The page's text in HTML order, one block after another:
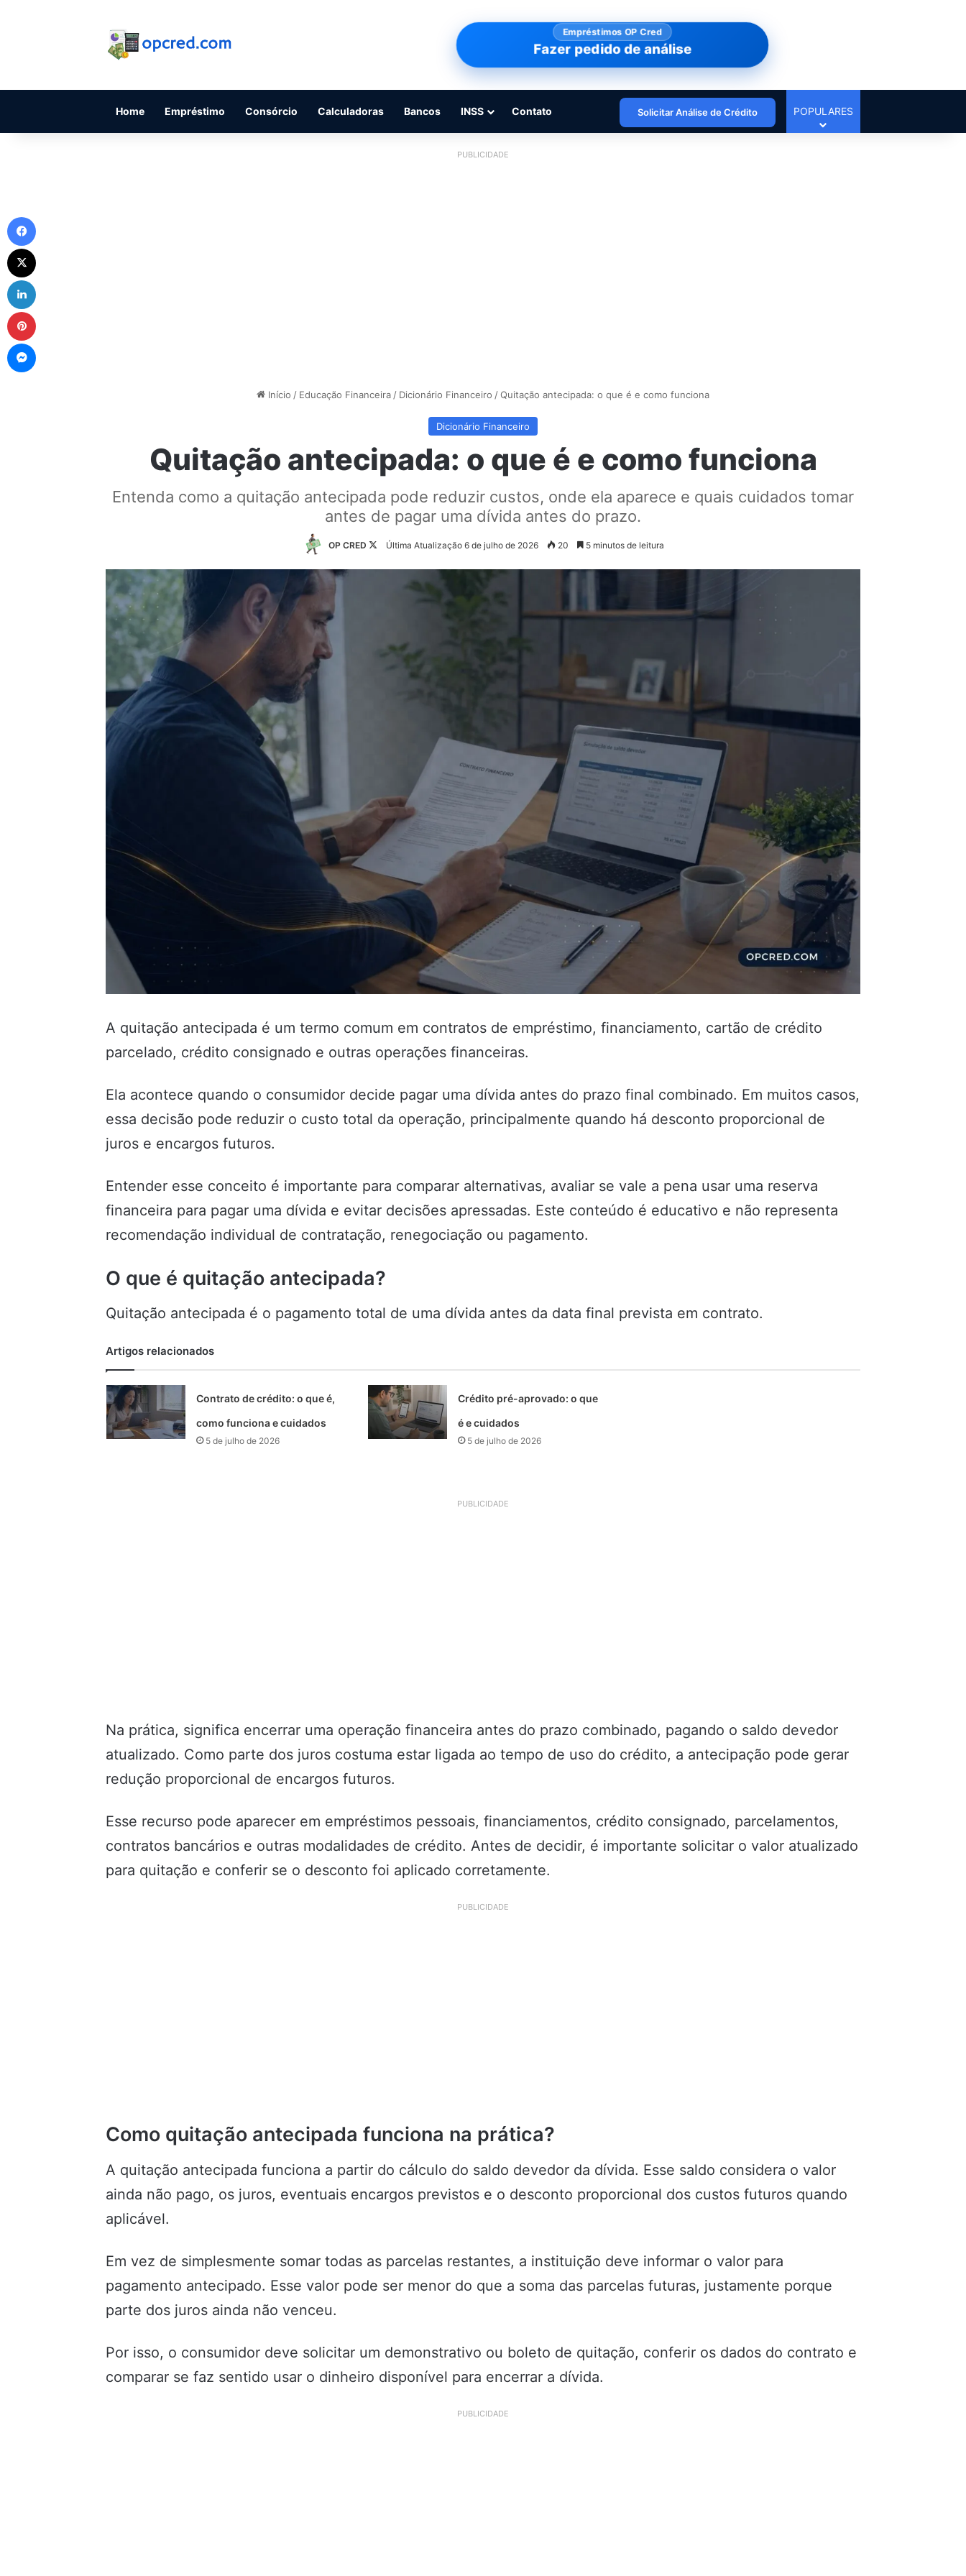
Empréstimos OP Cred
Fazer pedido de análise
Home Empréstimo Consórcio Calculadoras Bancos INSS Contato Solicitar Análise de Crédito POPULARES
PUBLICIDADE
Início / Educação Financeira / Dicionário Financeiro /Quitação antecipada: o que é e como funciona
Dicionário Financeiro
Quitação antecipada: o que é e como funciona
Entenda como a quitação antecipada pode reduzir custos, onde ela aparece e quais cuidados tomar
antes de pagar uma dívida antes do prazo.
OP CRED
Follow
Última Atualização 6 de julho de 2026 20 5 minutos de leitura
A quitação antecipada é um termo comum em contratos de empréstimo, financiamento, cartão de crédito
parcelado, crédito consignado e outras operações financeiras.
Ela acontece quando o consumidor decide pagar uma dívida antes do prazo final combinado. Em muitos casos,
essa decisão pode reduzir o custo total da operação, principalmente quando há desconto proporcional de
juros e encargos futuros.
Entender esse conceito é importante para comparar alternativas, avaliar se vale a pena usar uma reserva
financeira para pagar uma dívida e evitar decisões apressadas. Este conteúdo é educativo e não representa
recomendação individual de contratação, renegociação ou pagamento.
O que é quitação antecipada?
Quitação antecipada é o pagamento total de uma dívida antes da data final prevista em contrato.
Artigos relacionados
Contrato de crédito: o que é,
como funciona e cuidados
5 de julho de 2026
Crédito pré-aprovado: o que
é e cuidados
5 de julho de 2026
PUBLICIDADE
Na prática, significa encerrar uma operação financeira antes do prazo combinado, pagando o saldo devedor
atualizado. Como parte dos juros costuma estar ligada ao tempo de uso do crédito, a antecipação pode gerar
redução proporcional de encargos futuros.
Esse recurso pode aparecer em empréstimos pessoais, financiamentos, crédito consignado, parcelamentos,
contratos bancários e outras modalidades de crédito. Antes de decidir, é importante solicitar o valor atualizado
para quitação e conferir se o desconto foi aplicado corretamente.
PUBLICIDADE
Como quitação antecipada funciona na prática?
A quitação antecipada funciona a partir do cálculo do saldo devedor da dívida. Esse saldo considera o valor
ainda não pago, os juros, eventuais encargos previstos e o desconto proporcional dos custos futuros quando
aplicável.
Em vez de simplesmente somar todas as parcelas restantes, a instituição deve informar o valor para
pagamento antecipado. Esse valor pode ser menor do que a soma das parcelas futuras, justamente porque
parte dos juros ainda não venceu.
Por isso, o consumidor deve solicitar um demonstrativo ou boleto de quitação, conferir os dados do contrato e
comparar se faz sentido usar o dinheiro disponível para encerrar a dívida.
PUBLICIDADE